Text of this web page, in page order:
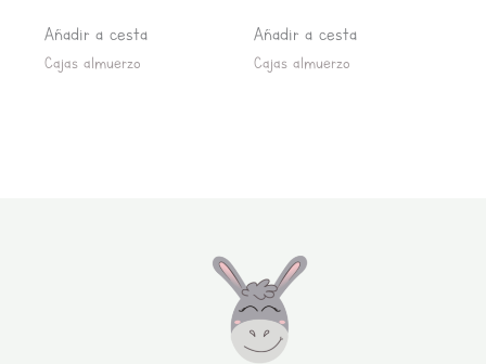
Añadir a cesta
Cajas almuerzo
Añadir a cesta
Cajas almuerzo